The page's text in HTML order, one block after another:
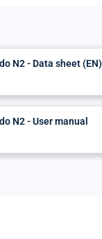
N2 - Data sheet (EN)
N2 - User manual